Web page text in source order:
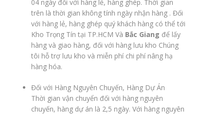
04 ngày đối với hàng lẻ, hàng ghép. Thời gian
trên là thời gian không tính ngày nhận hàng . Đối
với hàng lẻ, hàng ghép quý khách hàng có thể tới
Kho Trọng Tín tại TP.HCM Và Bắc Giang để lấy
hàng và giao hàng, đối với hàng lưu kho Chúng
tôi hỗ trợ lưu kho và miễn phí chi phí nâng hạ
hàng hóa.
Đối với Hàng Nguyên Chuyến, Hàng Dự Án
Thời gian vận chuyển đối với hàng nguyên
chuyến, hàng dự án là 2,5 ngày. Với hàng nguyên